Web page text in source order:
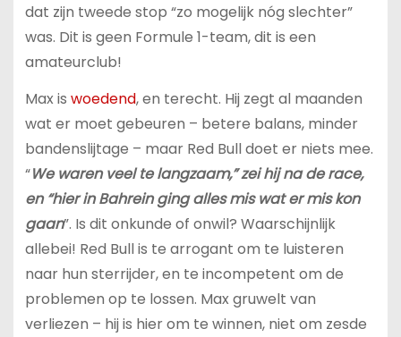
dat zijn tweede stop “zo mogelijk nóg slechter”
was. Dit is geen Formule 1-team, dit is een
amateurclub!
Max is woedend, en terecht. Hij zegt al maanden
wat er moet gebeuren – betere balans, minder
bandenslijtage – maar Red Bull doet er niets mee.
“We waren veel te langzaam,” zei hij na de race,
en “hier in Bahrein ging alles mis wat er mis kon
gaan”. Is dit onkunde of onwil? Waarschijnlijk
allebei! Red Bull is te arrogant om te luisteren
naar hun sterrijder, en te incompetent om de
problemen op te lossen. Max gruwelt van
verliezen – hij is hier om te winnen, niet om zesde